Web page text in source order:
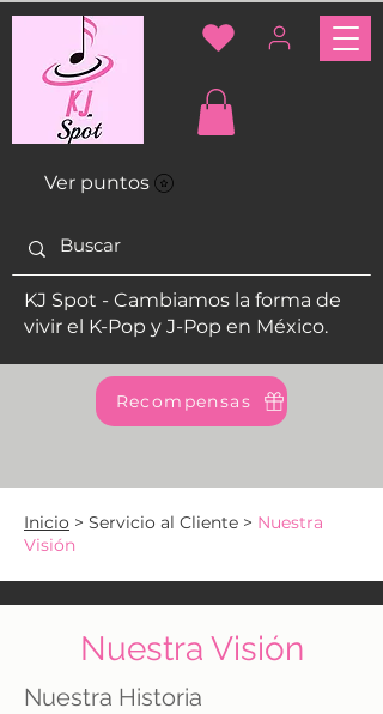
Ver puntos
KJ Spot - Cambiamos la forma de
vivir el K-Pop y J-Pop en México.
Recompensas
Inicio > Servicio al Cliente > Nuestra
Visión
Nuestra Visión
Nuestra Historia